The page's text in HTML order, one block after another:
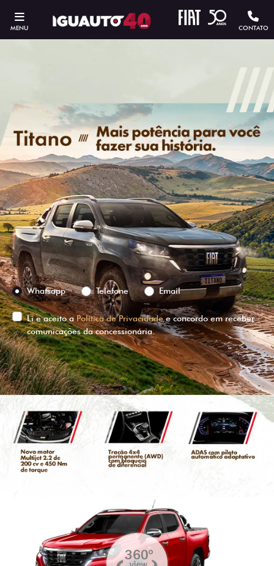
MENU CONTATO
Versão escolhida
Preferência de contato:
Whatsapp
Telefone Email
Li e aceito aPolítica de Privacidadee concordo em receber
comunicações da concessionária.
ENTRAR EM CONTATO
VISUALIZE O
VEÍCULO EM
360°